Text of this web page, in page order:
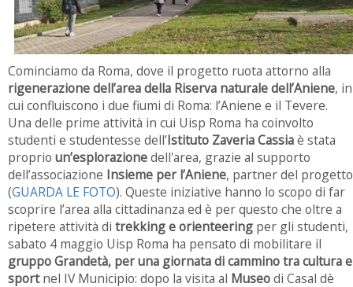
Cominciamo da Roma, dove il progetto ruota attorno alla
rigenerazione dell’area della Riserva naturale dell’Aniene, in
cui confluiscono i due fiumi di Roma: l’Aniene e il Tevere.
Una delle prime attività in cui Uisp Roma ha coinvolto
studenti e studentesse dell’Istituto Zaveria Cassiaè stata
proprio un’esplorazionedell'area, grazie al supporto
dell’associazione Insieme per l’Aniene, partner del progetto
(GUARDA LE FOTO). Queste iniziative hanno lo scopo di far
scoprire l’area alla cittadinanza ed è per questo che oltre a
ripetere attività di trekking e orienteering per gli studenti,
sabato 4 maggio Uisp Roma ha pensato di mobilitare il
gruppo Grandetà, per una giornatadi cammino tra cultura e
sportnel IV Municipio: dopo la visita al Museodi Casal dè